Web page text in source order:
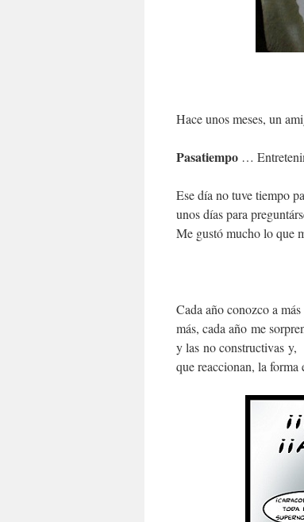
Hace unos meses, un
Pasatiempo …
Ese día no tuve tiempo
unos días para
Me gustó mucho lo que
Cada año conozco a
más, cada año me
y las no constructivas y,
que reaccionan, la forma